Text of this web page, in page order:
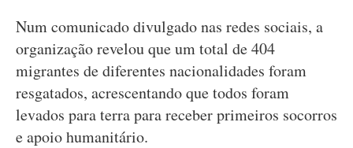
Num comunicado divulgado nas redes sociais, a
organização revelou que um total de 404
migrantes de diferentes nacionalidades foram
resgatados, acrescentando que todos foram
levados para terra para receber primeiros socorros
e apoio humanitário.